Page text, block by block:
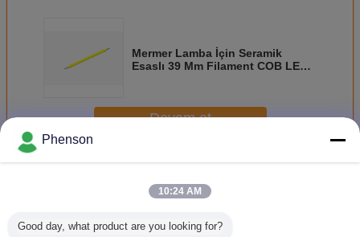
Mermer Lamba İçin Seramik
Esaslı 39 Mm Filament COB LED
Devam et
DahaCOB LED Diyot
Phenson
10:24 AM
Good day, what product are you looking for?